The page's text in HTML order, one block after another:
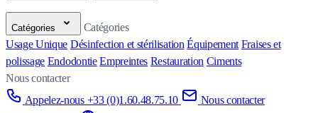
Catégories
Catégories
Usage Unique Désinfection et stérilisation Équipement Fraises et
polissage Endodontie Empreintes Restauration Ciments
Nous contacter
Appelez-nous +33 (0)1.60.48.75.10
Nous contacter